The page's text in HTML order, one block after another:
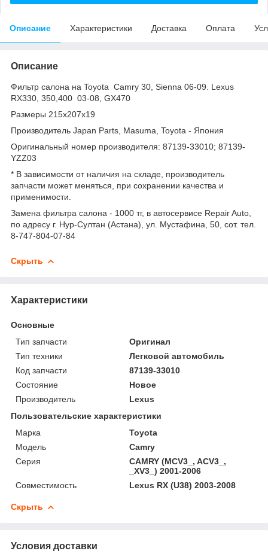
Описание Характеристики Доставка Оплата
Описание
Фильтр салона на Toyota Camry 30, Sienna 06-09. Lexus
RX330, 350,400 03-08, GX470
Размеры 215x207x19
Производитель Japan Parts, Masuma, Toyota - Япония
Оригинальный номер производителя: 87139-33010; 87139-
YZZ03
* В зависимости от наличия на складе, производитель
запчасти может меняться, при сохранении качества и
применимости.
Замена фильтра салона - 1000 тг, в автосервисе Repair Auto,
по адресу г. Нур-Султан (Астана), ул. Мустафина, 50, сот. тел.
8-747-804-07-84
Скрыть
Характеристики
Основные
Тип запчасти
Оригинал
Тип техники
Легковой автомобиль
Код запчасти
87139-33010
Состояние
Новое
Производитель
Lexus
Пользовательские характеристики
Марка
Toyota
Модель
Camry
Серия
CAMRY (MCV3_, ACV3_,
_XV3_) 2001-2006
Совместимость
Lexus RX (U38) 2003-2008
Скрыть
Условия доставки